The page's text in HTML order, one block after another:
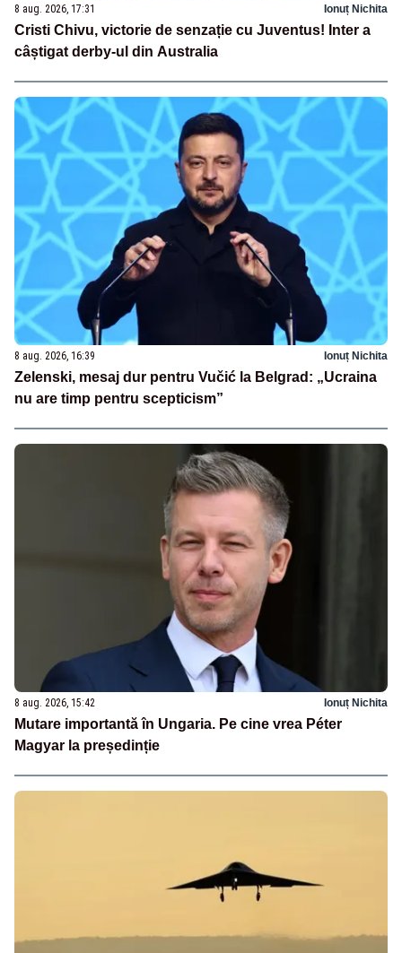
8 aug. 2026, 17:31 Ionuț Nichita
Cristi Chivu, victorie de senzație cu Juventus! Inter a
câștigat derby-ul din Australia
8 aug. 2026, 16:39 Ionuț Nichita
Zelenski, mesaj dur pentru Vučić la Belgrad: „Ucraina
nu are timp pentru scepticism”
8 aug. 2026, 15:42 Ionuț Nichita
Mutare importantă în Ungaria. Pe cine vrea Péter
Magyar la președinție